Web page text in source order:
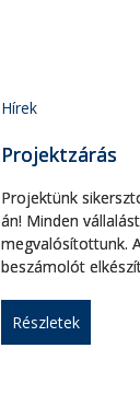
Hírek
Projektzárás
Projektünk
án! Minden
megvalósítottunk.
beszámolót
Részletek